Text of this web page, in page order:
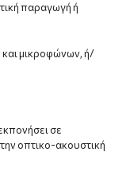
παραγωγή ή
και μικροφώνων, ή/
σε
οπτικο-ακουστική